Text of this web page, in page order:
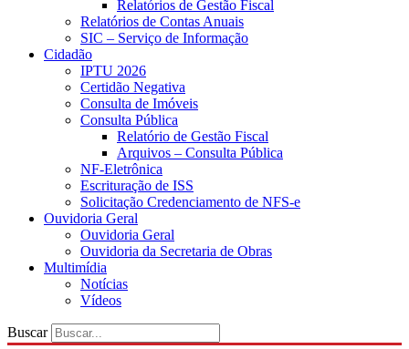
Relatórios de Gestão Fiscal
Relatórios de Contas Anuais
SIC – Serviço de Informação
Cidadão
IPTU 2026
Certidão Negativa
Consulta de Imóveis
Consulta Pública
Relatório de Gestão Fiscal
Arquivos – Consulta Pública
NF-Eletrônica
Escrituração de ISS
Solicitação Credenciamento de NFS-e
Ouvidoria Geral
Ouvidoria Geral
Ouvidoria da Secretaria de Obras
Multimídia
Notícias
Vídeos
Buscar